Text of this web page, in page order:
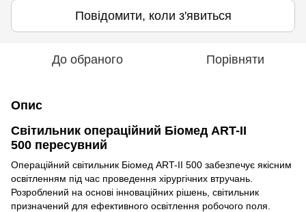
Повідомити, коли з'явиться
До обраного Порівняти
Опис
Світильник операційний Біомед ART-II
500 пересувний
Операційний світильник Біомед ART-II 500 забезпечує якісним
освітленням під час проведення хірургічних втручань.
Розроблений на основі інноваційних рішень, світильник
призначений для ефективного освітлення робочого поля.